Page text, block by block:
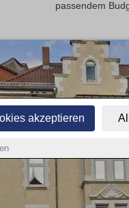
akzeptieren
passendem